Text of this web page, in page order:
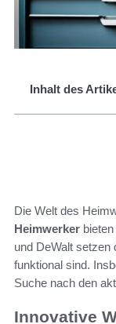
Inhalt des
Die Welt des
Heimwerker
und DeWalt setzen
funktional sind.
Suche nach den
Innovative